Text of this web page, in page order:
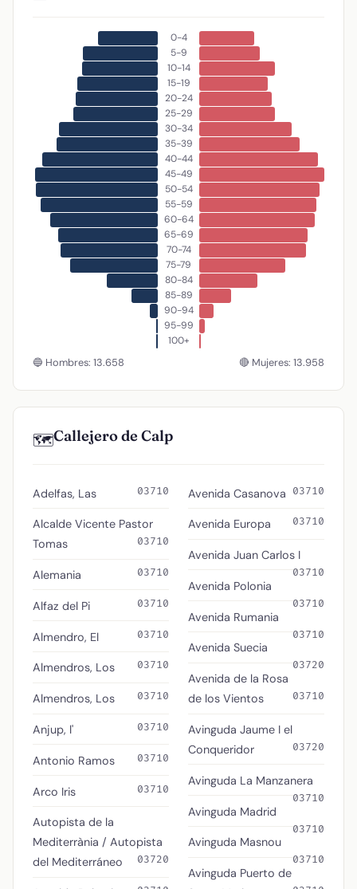
0-4
5-9
10-14
15-19
20-24
25-29
30-34
35-39
40-44
45-49
50-54
55-59
60-64
65-69
70-74
75-79
80-84
85-89
90-94
95-99
100+
🔵 Hombres: 13.658 🔴 Mujeres: 13.958
🗺️Callejero de Calp
Adelfas, Las 03710
Alcalde Vicente Pastor
Tomas
03710
Alemania 03710
Alfaz del Pi 03710
Almendro, El 03710
Almendros, Los 03710
Almendros, Los 03710
Anjup, l' 03710
Antonio Ramos 03710
Arco Iris 03710
Autopista de la
Mediterrània / Autopista
del Mediterráneo
03720
Avenida Casanova 03710
Avenida Europa 03710
Avenida Juan Carlos I
03710
Avenida Polonia
03710
Avenida Rumania
03710
Avenida Suecia
03720
Avenida de la Rosa
de los Vientos
03710
Avinguda Jaume I el
Conqueridor
03720
Avinguda La Manzanera
03710
Avinguda Madrid
03710
Avinguda Masnou
03710
Avinguda Puerto de